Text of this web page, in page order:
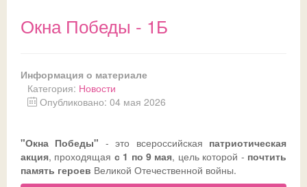
Окна Победы - 1Б
Информация о материале
Категория: Новости
Опубликовано: 04 мая 2026
"Окна Победы" - это всероссийская патриотическая
акция, проходящая с 1 по 9 мая, цель которой - почтить
память героев Великой Отечественной войны.